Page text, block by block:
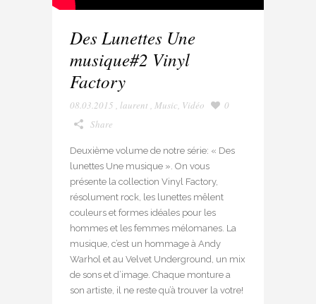
Des Lunettes Une
musique#2 Vinyl
Factory
08.03.2015 , laurent , Music, Vidéo
0
Share
Deuxième volume de notre série: « Des
lunettes Une musique ». On vous
présente la collection Vinyl Factory,
résolument rock, les lunettes mêlent
couleurs et formes idéales pour les
hommes et les femmes mélomanes. La
musique, c’est un hommage à Andy
Warhol et au Velvet Underground, un mix
de sons et d’image. Chaque monture a
son artiste, il ne reste qu’à trouver la votre!